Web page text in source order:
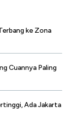
ke Zona
Cuannya Paling
Ada Jakarta